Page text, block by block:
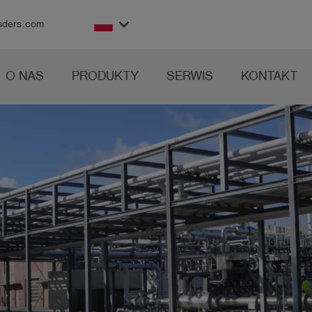
keyboard_arrow_down
O NAS PRODUKTY SERWIS KONTAKT